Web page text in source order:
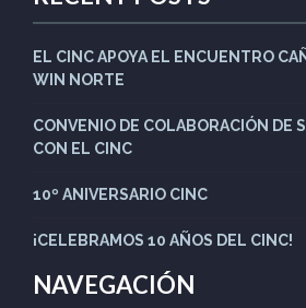
EL CINC APOYA EL ENCUENTRO
WIN NORTE
CONVENIO DE COLABORACIÓN DE
CON EL CINC
10º ANIVERSARIO CINC
¡CELEBRAMOS 10 AÑOS DEL CINC!
NAVEGACIÓN